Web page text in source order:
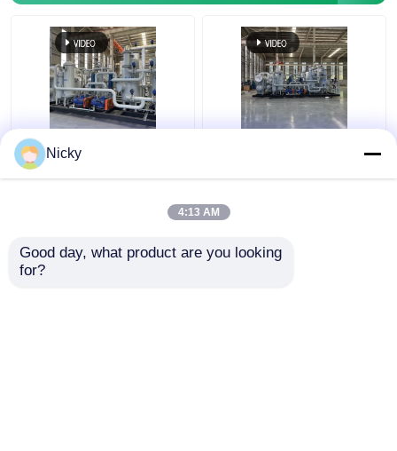
Niederdruck-
Explosionssicherheitsgasrückgewinnungssystem
hoher Reinheit Einfache
Installation
Nicky
4:13 AM
Good day, what product are you looking
for?